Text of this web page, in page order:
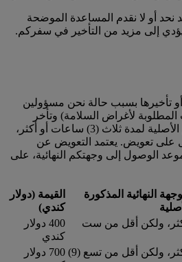
نحد أو لا نقدم المساعدة الموضحة
إلى مزيد من التأخير في سفركم.
أو تأخيرها بسبب حالة نحن مسؤولين
المطلوبة لأغراض السلامة) وتأخر
وصولكم إلى وجهتكم الأصلية لمدة ثلاث (3) ساعات أو أكثر،
على تعويض. يعتمد التعويض عن
موعد الوصول إلى وجهتكم النهائية، على
النهائية المذكورة
القيمة (دولار
كندي)
أكثر، ولكن أقل من ست
400 دولار
كندي
ست (6) ساعات أو أكثر، ولكن أقل من تسع (9)
700 دولار